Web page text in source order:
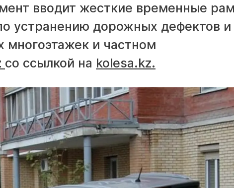
вводит жесткие временные
устранению дорожных дефектов и
многоэтажек и частном
со ссылкой на kolesa.kz.